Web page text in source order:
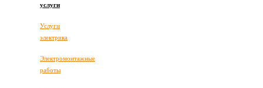
услуги
Услуги
электрика
Электромонтажные
работы